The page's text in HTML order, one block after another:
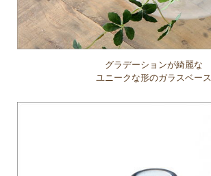
グラデーションが綺麗な
ユニークな形のガラスベース